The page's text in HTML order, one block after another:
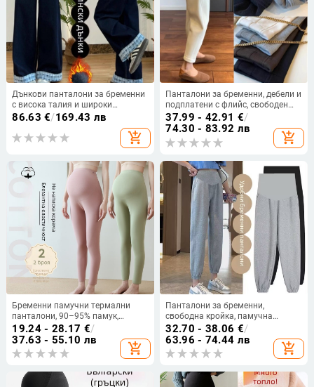
Дънкови панталони за бременни
с висока талия и широки
крачоли, свободна кройка,
абдоминална опора (Дънкова
материя; Висока талия; Широки
крачоли; Свободна кройка;
86.63 €/169.43 лв
add_shopping_cart
Панталони за бременни, дебели и
подплатени с флийс, свободен
крой, подпора за корема — памук
50–70%
37.99 - 42.91 €/
74.30 - 83.92 лв
add_shopping_cart
Бременни памучни термални
панталони, 90–95% памук,
поддържат корема, средна
дебелина, есенно-зимни 2025,
тясно прилепнали
19.24 - 28.17 €/
37.63 - 55.10 лв
add_shopping_cart
Панталони за бременни,
свободна кройка, памучна
материя 70–80% памук,
панталони с средно еластична
талия, есен 2023
32.70 - 38.06 €/
63.96 - 74.44 лв
add_shopping_cart